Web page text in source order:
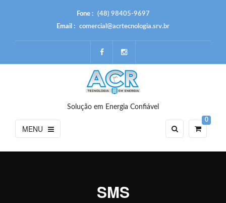
Fone :
(48) 98405-9697
Email :
comercial@acrtecnologia.srv.br
Solução em Energia Confiável
0
MENU
SMS